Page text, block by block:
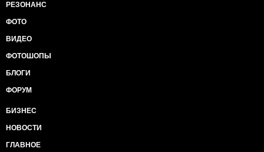
РЕЗОНАНС
ФОТО
ВИДЕО
ФОТОШОПЫ
БЛОГИ
ФОРУМ
БИЗНЕС
НОВОСТИ
ГЛАВНОЕ